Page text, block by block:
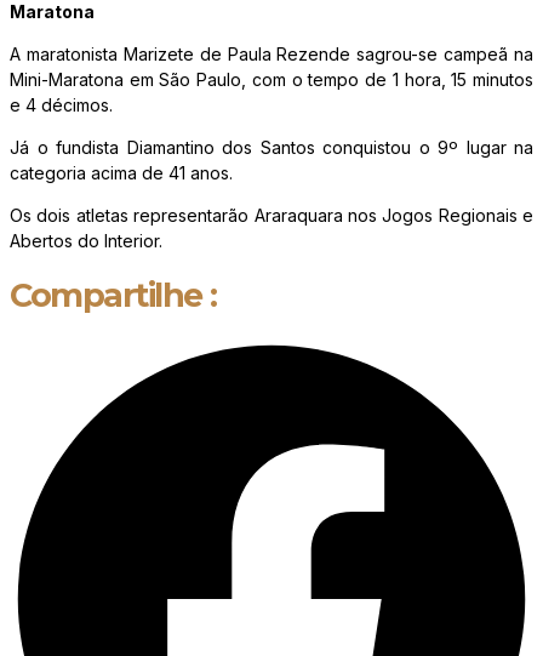
Maratona
A maratonista Marizete de Paula Rezende sagrou-se campeã na
Mini-Maratona em São Paulo, com o tempo de 1 hora, 15 minutos
e 4 décimos.
Já o fundista Diamantino dos Santos conquistou o 9º lugar na
categoria acima de 41 anos.
Os dois atletas representarão Araraquara nos Jogos Regionais e
Abertos do Interior.
Compartilhe :